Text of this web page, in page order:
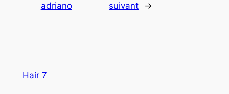
adriano
suivant
→
Hair 7